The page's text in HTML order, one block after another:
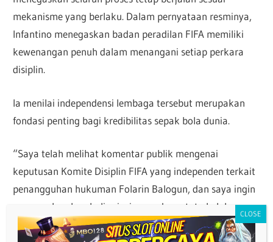
mekanisme yang berlaku. Dalam pernyataan resminya,
Infantino menegaskan badan peradilan FIFA memiliki
kewenangan penuh dalam menangani setiap perkara
disiplin.
Ia menilai independensi lembaga tersebut merupakan
fondasi penting bagi kredibilitas sepak bola dunia.
“Saya telah melihat komentar publik mengenai
keputusan Komite Disiplin FIFA yang independen terkait
penangguhan hukuman Folarin Balogun, dan saya ingin
menegaskan kembali prinsip mendasar tata kelola
FIFA,” kata Infantino.